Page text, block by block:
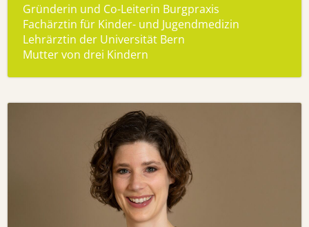
Gründerin und Co-Leiterin Burgpraxis
Fachärztin für Kinder- und Jugendmedizin
Lehrärztin der Universität Bern
Mutter von drei Kindern